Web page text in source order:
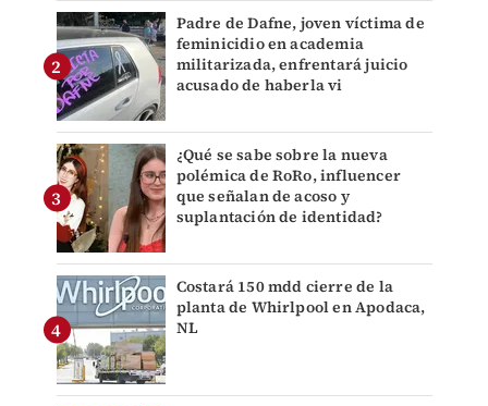
Padre de Dafne, joven víctima de
feminicidio en academia
militarizada, enfrentará juicio
acusado de haberla vi
¿Qué se sabe sobre la nueva
polémica de RoRo, influencer
que señalan de acoso y
suplantación de identidad?
Costará 150 mdd cierre de la
planta de Whirlpool en Apodaca,
NL